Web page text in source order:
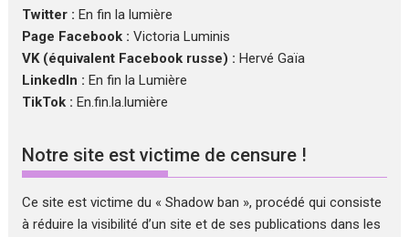
Twitter : En fin la lumière
Page Facebook : Victoria Luminis
VK (équivalent Facebook russe) : Hervé Gaïa
LinkedIn : En fin la Lumière
TikTok : En.fin.la.lumière
Notre site est victime de censure !
Ce site est victime du « Shadow ban », procédé qui consiste
à réduire la visibilité d’un site et de ses publications dans les